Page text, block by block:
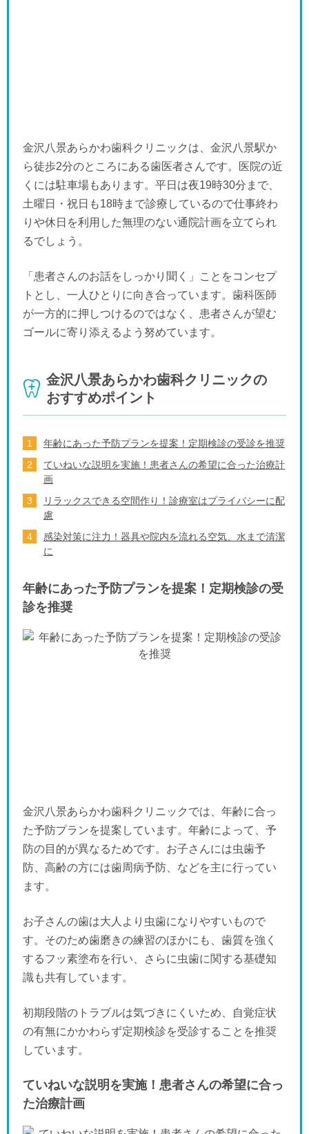
金沢八景あらかわ歯科クリニックは、金沢八景駅か
ら徒歩2分のところにある歯医者さんです。医院の近
くには駐車場もあります。平日は夜19時30分まで、
土曜日・祝日も18時まで診療しているので仕事終わ
りや休日を利用した無理のない通院計画を立てられ
るでしょう。
「患者さんのお話をしっかり聞く」ことをコンセプ
トとし、一人ひとりに向き合っています。歯科医師
が一方的に押しつけるのではなく、患者さんが望む
ゴールに寄り添えるよう努めています。
金沢八景あらかわ歯科クリニックの
おすすめポイント
年齢にあった予防プランを提案！定期検診の受診を推奨
ていねいな説明を実施！患者さんの希望に合った治療計
画
リラックスできる空間作り！診療室はプライバシーに配
慮
感染対策に注力！器具や院内を流れる空気、水まで清潔
に
年齢にあった予防プランを提案！定期検診の受
診を推奨
金沢八景あらかわ歯科クリニックでは、年齢に合っ
た予防プランを提案しています。年齢によって、予
防の目的が異なるためです。お子さんには虫歯予
防、高齢の方には歯周病予防、などを主に行ってい
ます。
お子さんの歯は大人より虫歯になりやすいもので
す。そのため歯磨きの練習のほかにも、歯質を強く
するフッ素塗布を行い、さらに虫歯に関する基礎知
識も共有しています。
初期段階のトラブルは気づきにくいため、自覚症状
の有無にかかわらず定期検診を受診することを推奨
しています。
ていねいな説明を実施！患者さんの希望に合っ
た治療計画